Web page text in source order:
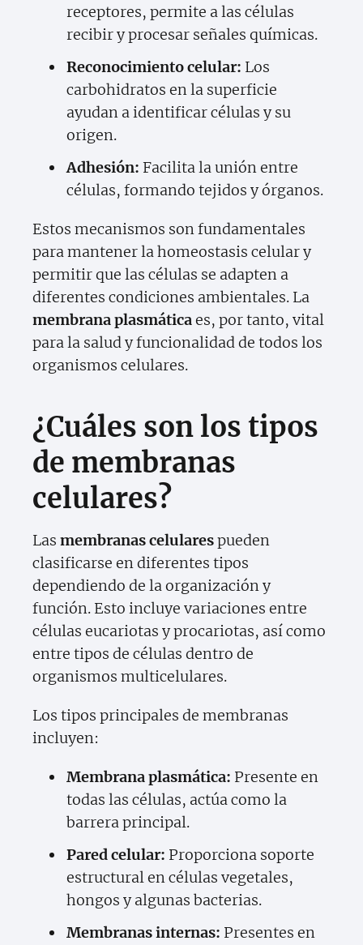
receptores, permite a las células
recibir y procesar señales químicas.
Reconocimiento celular: Los
carbohidratos en la superficie
ayudan a identificar células y su
origen.
Adhesión: Facilita la unión entre
células, formando tejidos y órganos.
Estos mecanismos son fundamentales
para mantener la homeostasis celular y
permitir que las células se adapten a
diferentes condiciones ambientales. La
membrana plasmáticaes, por tanto, vital
para la salud y funcionalidad de todos los
organismos celulares.
¿Cuáles son los tipos
de membranas
celulares?
Las membranas celularespueden
clasificarse en diferentes tipos
dependiendo de la organización y
función. Esto incluye variaciones entre
células eucariotas y procariotas, así como
entre tipos de células dentro de
organismos multicelulares.
Los tipos principales de membranas
incluyen:
Membrana plasmática: Presente en
todas las células, actúa como la
barrera principal.
Pared celular: Proporciona soporte
estructural en células vegetales,
hongos y algunas bacterias.
Membranas internas: Presentes en